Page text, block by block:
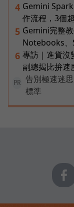
4 Gemini
作流程，3個
5 Gemini完整
Notebooks、
6 專訪｜進貨
副總揭比拚速
PR
告別極速迷
標準